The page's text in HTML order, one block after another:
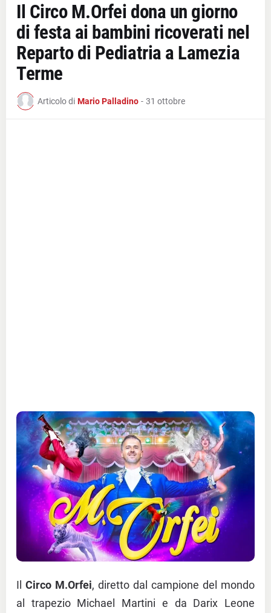
Il Circo M.Orfei dona un giorno
di festa ai bambini ricoverati nel
Reparto di Pediatria a Lamezia
Terme
Articolo di Mario Palladino - 31 ottobre
Il Circo M.Orfei, diretto dal campione del mondo
al trapezio Michael Martini e da Darix Leone